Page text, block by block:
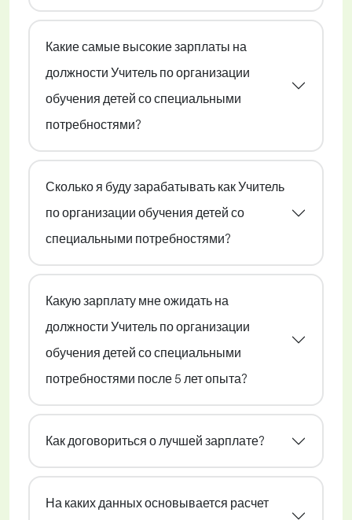
Какие самые высокие зарплаты на
должности Учитель по организации
обучения детей со специальными
потребностями?
Сколько я буду зарабатывать как Учитель
по организации обучения детей со
специальными потребностями?
Какую зарплату мне ожидать на
должности Учитель по организации
обучения детей со специальными
потребностями после 5 лет опыта?
Как договориться о лучшей зарплате?
На каких данных основывается расчет